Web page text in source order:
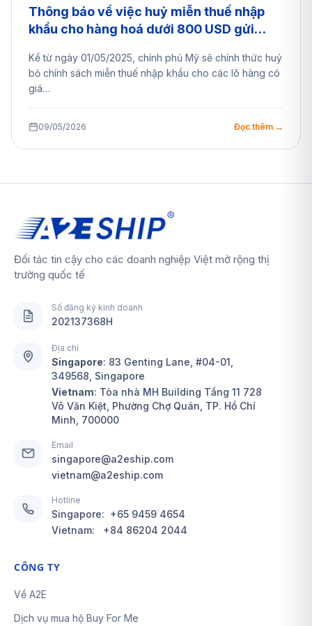
Thông báo về việc huỷ miễn thuế nhập
khẩu cho hàng hoá dưới 800 USD gửi
Kể từ ngày 01/05/2025, chính phủ Mỹ sẽ chính thức huỷ
bỏ chính sách miễn thuế nhập khẩu cho các lô hàng có
giá…
09/05/2026 Đọc thêm →
Đối tác tin cậy cho các doanh nghiệp Việt mở rộng thị
trường quốc tế
Số đăng ký kinh doanh
202137368H
Địa chỉ
Singapore: 83 Genting Lane, #04-01,
349568, Singapore
Vietnam: Tòa nhà MH Building Tầng 11 728
Võ Văn Kiệt, Phường Chợ Quán, TP. Hồ Chí
Minh, 700000
Email
singapore@a2eship.com
vietnam@a2eship.com
Hotline
Singapore: +65 9459 4654
Vietnam: +84 86204 2044
CÔNG TY
Về A2E
Dịch vụ mua hộ Buy For Me